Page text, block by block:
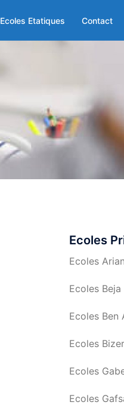
Ecoles Etatiques Contact
Ecoles
Ecoles
Ecoles Beja
Ecoles Ben
Ecoles
Ecoles
Ecoles